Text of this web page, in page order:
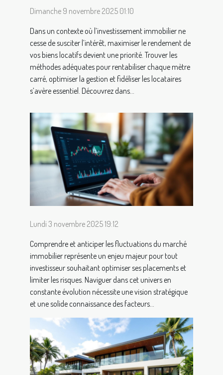
Dimanche 9 novembre 2025 01:10
Dans un contexte où l’investissement immobilier ne
cesse de susciter l’intérêt, maximiser le rendement de
vos biens locatifs devient une priorité. Trouver les
méthodes adéquates pour rentabiliser chaque mètre
carré, optimiser la gestion et fidéliser les locataires
s’avère essentiel. Découvrez dans...
Lundi 3 novembre 2025 19:12
Comprendre et anticiper les fluctuations du marché
immobilier représente un enjeu majeur pour tout
investisseur souhaitant optimiser ses placements et
limiter les risques. Naviguer dans cet univers en
constante évolution nécessite une vision stratégique
et une solide connaissance des facteurs...